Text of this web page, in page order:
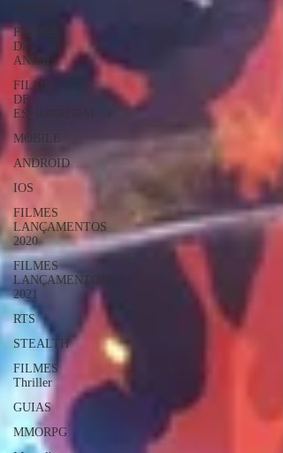
ANIME
FILMES
DE
ANIME
FILME
DE
ESPIONAGEM
MOBILE
ANDROID
IOS
FILMES
LANÇAMENTOS
2020
FILMES
LANÇAMENTOS
2021
RTS
STEALTH
FILMES
Thriller
GUIAS
MMORPG